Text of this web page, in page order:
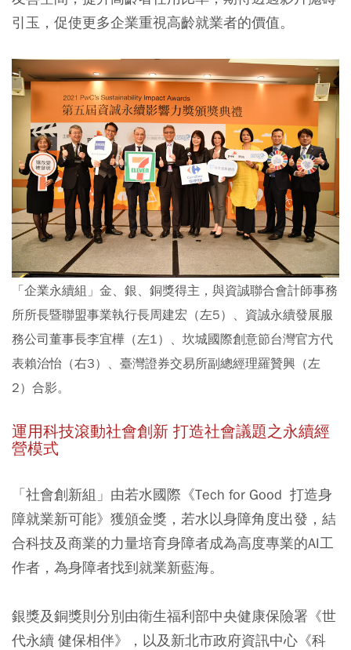
引玉，促使更多企業重視高齡就業者的價值。
「企業永續組」金、銀、銅獎得主，與資誠聯合會計師事務
所所長暨聯盟事業執行長周建宏（左5）、資誠永續發展服
務公司董事長李宜樺（左1）、坎城國際創意節台灣官方代
表賴治怡（右3）、臺灣證券交易所副總經理羅贊興（左
2）合影。
運用科技滾動社會創新 打造社會議題之永續經
營模式
「社會創新組」由若水國際《Tech for Good 打造身
障就業新可能》獲頒金獎，若水以身障角度出發，結
合科技及商業的力量培育身障者成為高度專業的AI工
作者，為身障者找到就業新藍海。
銀獎及銅獎則分別由衛生福利部中央健康保險署《世
代永續 健保相伴》，以及新北市政府資訊中心《科